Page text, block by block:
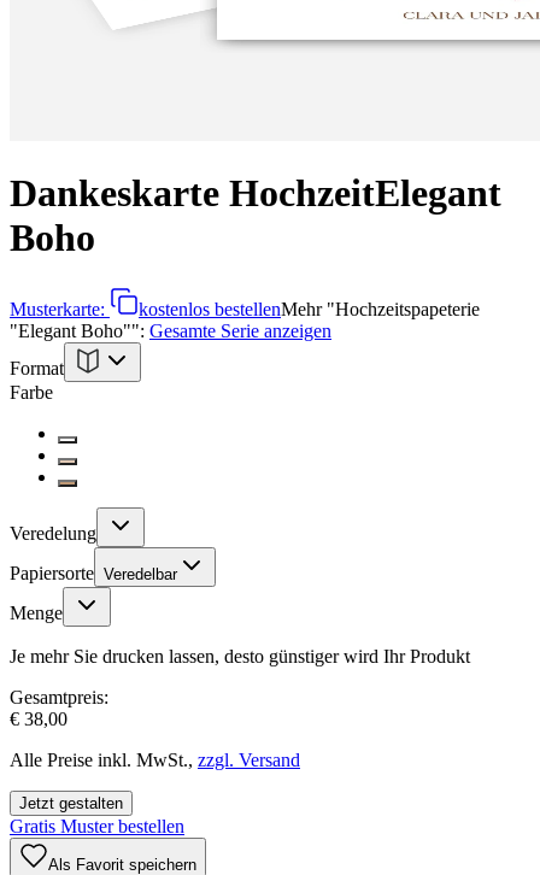
Dankeskarte HochzeitElegant
Boho
Musterkarte: kostenlos bestellenMehr"Hochzeitspapeterie
"Elegant Boho"": Gesamte Serie anzeigen
Format
Farbe
Veredelung
Papiersorte Veredelbar
Menge
Je mehr Sie drucken lassen, desto günstiger wird Ihr Produkt
Gesamtpreis:
€ 38,00
Alle Preise inkl. MwSt., zzgl. Versand
Jetzt gestalten
Gratis Muster bestellen
Als Favorit speichern